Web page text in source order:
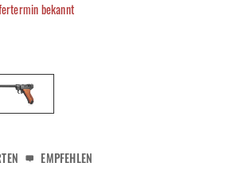
bekannt
EMPFEHLEN